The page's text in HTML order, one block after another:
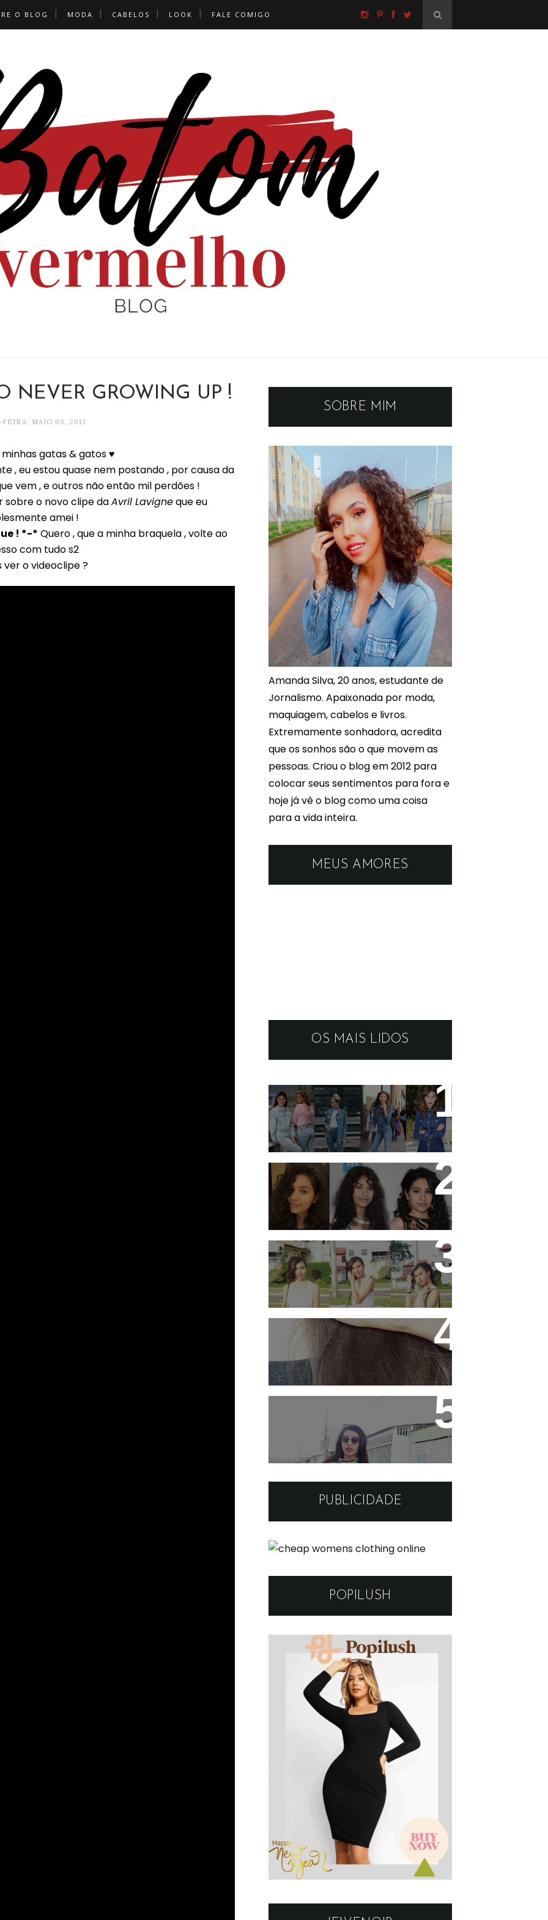
O BLOG MODA CABELOS LOOK FALE COMIGO
NEVER GROWING UP !
MAIO 09, 2013
minhas gatas & gatos ♥
, eu estou quase nem postando , por causa da
vem , e outros não então mil perdões !
sobre o novo clipe daAvril Lavigneque eu
amei !
! *-* Quero , que a minha braquela , volte ao
com tudo s2
ver o videoclipe ?
SOBRE MIM
Amanda Silva, 20 anos, estudante de
Jornalismo. Apaixonada por moda,
maquiagem, cabelos e livros.
Extremamente sonhadora, acredita
que os sonhos são o que movem as
pessoas. Criou o blog em 2012 para
colocar seus sentimentos para fora e
hoje já vê o blog como uma coisa
para a vida inteira.
MEUS AMORES
OS MAIS LIDOS
19 tendências dos anos 90
que estão em alta
11 artistas que tem o
cabelo ondulado para
você se inspirar!
3 ideias de looks para ir
pra escola!
Hidratando o cabelo com
Leite !
sapatilha simples
PUBLICIDADE
POPILUSH